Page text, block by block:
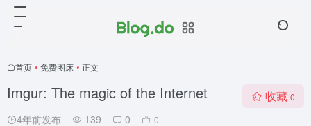
首页 • 免费图床 • 正文
Imgur: The magic of the Internet
4年前发布 139 0 0
收藏 0